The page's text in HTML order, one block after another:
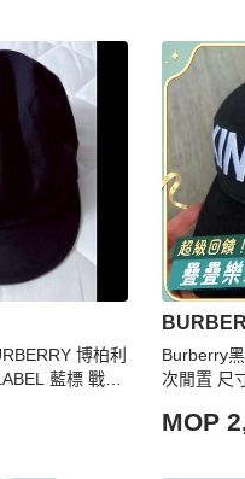
女士錢包 / 小皮件推薦
博柏利
藍標 戰馬
Burberry
次閒置 尺
MOP